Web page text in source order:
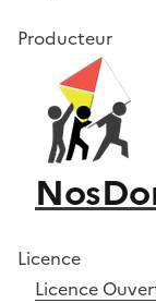
Producteur
Licence
Licence